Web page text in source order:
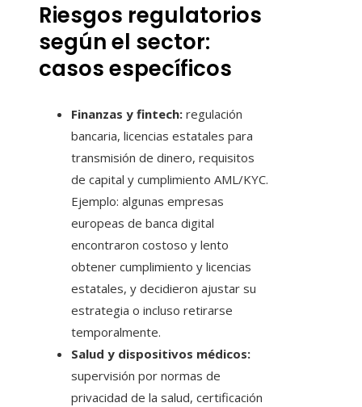
Riesgos regulatorios
según el sector:
casos específicos
Finanzas y fintech: regulación
bancaria, licencias estatales para
transmisión de dinero, requisitos
de capital y cumplimiento AML/KYC.
Ejemplo: algunas empresas
europeas de banca digital
encontraron costoso y lento
obtener cumplimiento y licencias
estatales, y decidieron ajustar su
estrategia o incluso retirarse
temporalmente.
Salud y dispositivos médicos:
supervisión por normas de
privacidad de la salud, certificación